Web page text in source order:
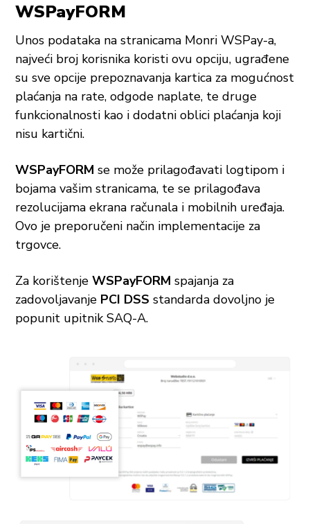
WSPayFORM
Unos podataka na stranicama Monri WSPay-a,
najveći broj korisnika koristi ovu opciju, ugrađene
su sve opcije prepoznavanja kartica za mogućnost
plaćanja na rate, odgode naplate, te druge
funkcionalnosti kao i dodatni oblici plaćanja koji
nisu kartični.
WSPayFORMse može prilagođavati logtipom i
bojama vašim stranicama, te se prilagođava
rezolucijama ekrana računala i mobilnih uređaja.
Ovo je preporučeni način implementacije za
trgovce.
Za korištenjeWSPayFORM spajanja za
zadovoljavanje PCI DSS standarda dovoljno je
popunit upitnik SAQ-A.